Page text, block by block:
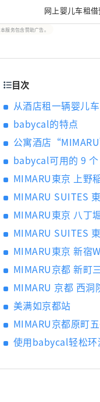
网上婴儿车租
时轻松租借婴
为 1 小时至 7
本服务包含赞助广告。
目次
从酒店租一辆婴儿
babycal的特点
公寓酒店
babycal可用的 9
MIMARU東京 上野
MIMARU SUITES
MIMARU東京 八丁
MIMARU SUITES
MIMARU東京 新宿
MIMARU京都 新町
MIMARU 京都 西洞
美满如京都站
MIMARU京都原町
使用babycal轻松环